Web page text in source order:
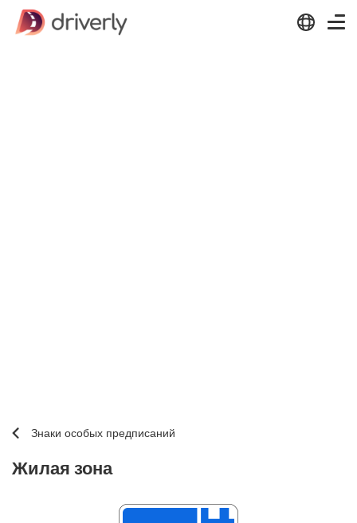
Знаки особых предписаний
Жилая зона